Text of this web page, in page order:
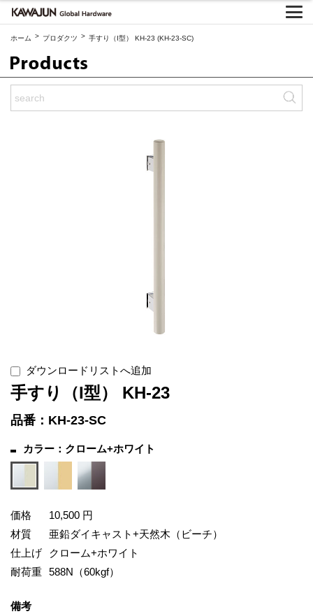
ホーム > プロダクツ > 手すり（I型） KH-23 (KH-23-SC)
ダウンロードリストへ追加
手すり（I型） KH-23
品番：KH-23-SC
カラー：クローム+ホワイト
価格
10,500 円
材質
亜鉛ダイキャスト+天然木（ビーチ）
仕上げ
クローム+ホワイト
耐荷重 588N（60kgf）
備考